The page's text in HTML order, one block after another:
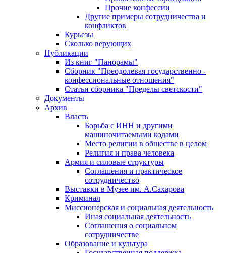
Прочие конфессии
Другие примеры сотрудничества и
конфликтов
Курьезы
Сколько верующих
Публикации
Из книг "Панорамы"
Сборник "Преодолевая государственно -
конфессиональные отношения"
Статьи сборника "Пределы светскости"
Документы
Архив
Власть
Борьба с ИНН и другими
машиночитаемыми кодами
Место религии в обществе в целом
Религия и права человека
Армия и силовые структуры
Соглашения и практическое
сотрудничество
Выставки в Музее им. А.Сахарова
Криминал
Миссионерская и социальная деятельность
Иная социальная деятельность
Соглашения о социальном
сотрудничестве
Образование и культура